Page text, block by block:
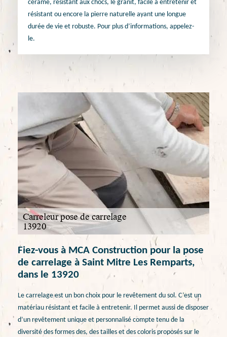
cérame, résistant aux chocs, le granit, facile à entretenir et
résistant ou encore la pierre naturelle ayant une longue
durée de vie et robuste. Pour plus d’informations, appelez-
le.
Fiez-vous à MCA Construction pour la pose
de carrelage à Saint Mitre Les Remparts,
dans le 13920
Le carrelage est un bon choix pour le revêtement du sol. C’est un
matériau résistant et facile à entretenir. Il permet aussi de disposer
d’un revêtement unique et personnalisé compte tenu de la
diversité des formes des, des tailles et des coloris proposés sur le